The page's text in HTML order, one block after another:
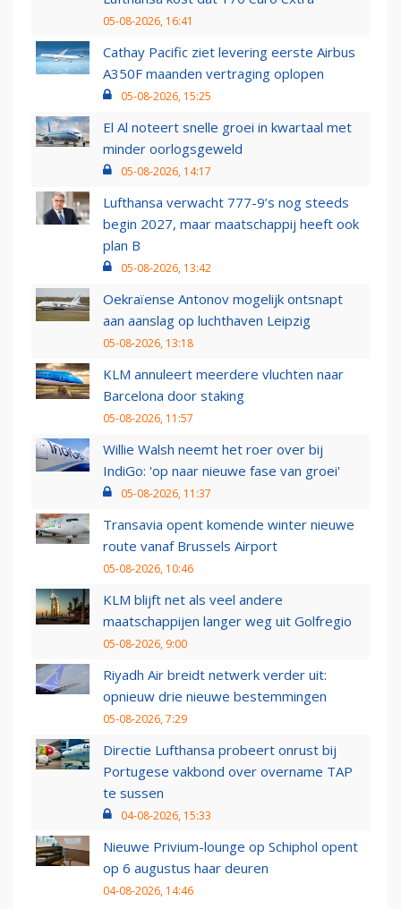
05-08-2026, 16:41
Cathay Pacific ziet levering eerste Airbus
A350F maanden vertraging oplopen
05-08-2026, 15:25
El Al noteert snelle groei in kwartaal met
minder oorlogsgeweld
05-08-2026, 14:17
Lufthansa verwacht 777-9’s nog steeds
begin 2027, maar maatschappij heeft ook
plan B
05-08-2026, 13:42
Oekraïense Antonov mogelijk ontsnapt
aan aanslag op luchthaven Leipzig
05-08-2026, 13:18
KLM annuleert meerdere vluchten naar
Barcelona door staking
05-08-2026, 11:57
Willie Walsh neemt het roer over bij
IndiGo: 'op naar nieuwe fase van groei'
05-08-2026, 11:37
Transavia opent komende winter nieuwe
route vanaf Brussels Airport
05-08-2026, 10:46
KLM blijft net als veel andere
maatschappijen langer weg uit Golfregio
05-08-2026, 9:00
Riyadh Air breidt netwerk verder uit:
opnieuw drie nieuwe bestemmingen
05-08-2026, 7:29
Directie Lufthansa probeert onrust bij
Portugese vakbond over overname TAP
te sussen
04-08-2026, 15:33
Nieuwe Privium-lounge op Schiphol opent
op 6 augustus haar deuren
04-08-2026, 14:46